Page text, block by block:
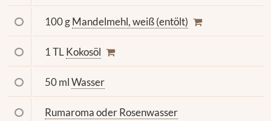
100 gMandelmehl, weiß (entölt)
1 TLKokosöl
50 mlWasser
Rumaroma oder Rosenwasser